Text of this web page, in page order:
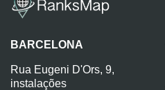
BARCELONA
Rua Eugeni D'Ors, 9,
instalações